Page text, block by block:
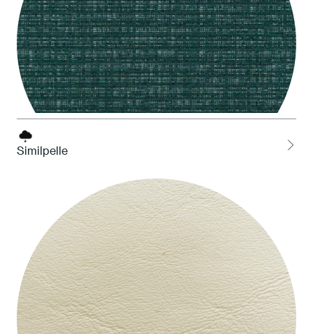
ATAM Amazzonia
Similpelle